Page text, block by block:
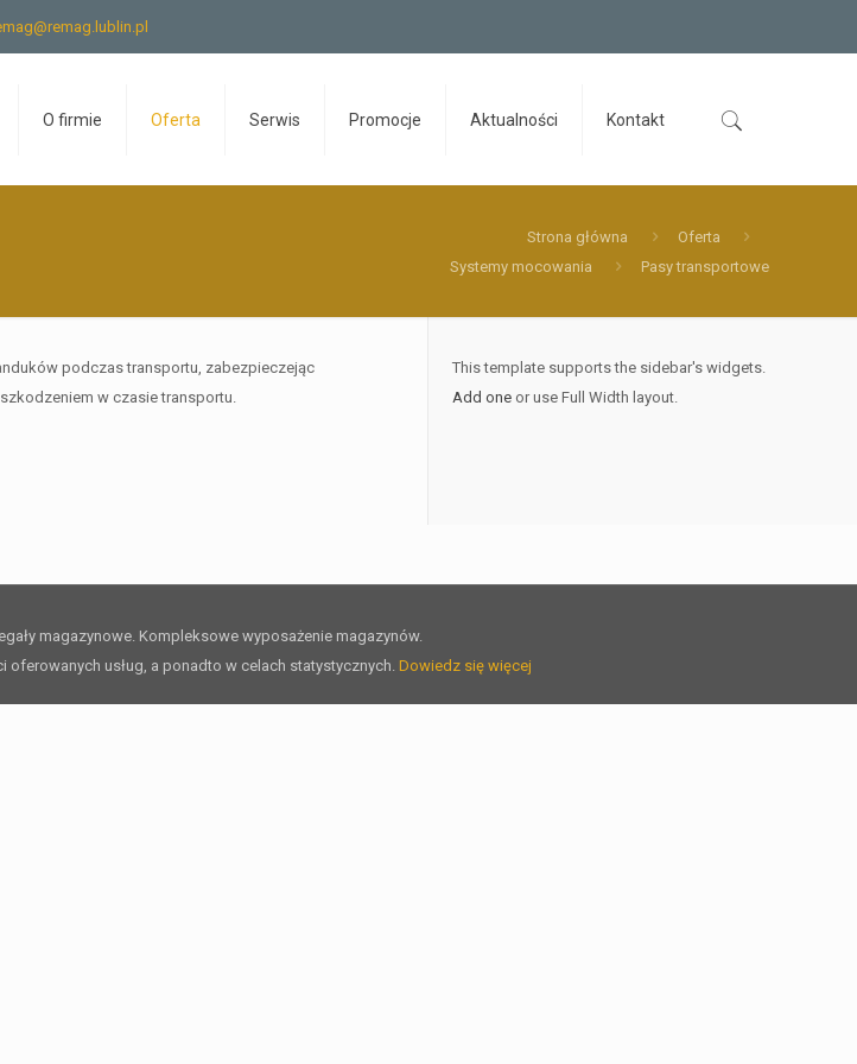
O firmie Oferta Serwis Promocje Aktualności Kontakt
Strona główna
Oferta
Systemy mocowania
Pasy transportowe
podczas transportu, zabezpieczejąc
w czasie transportu.
This template supports the sidebar's widgets.
Add one or use Full Width layout.
magazynowe. Kompleksowe wyposażenie magazynów.
usług, a ponadto w celach statystycznych.Dowiedz się więcej